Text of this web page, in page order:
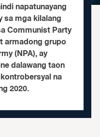
napatunayang
sa mga kilalang
Communist Party
armadong grupo
(NPA), ay
dalawang taon
na
2020.